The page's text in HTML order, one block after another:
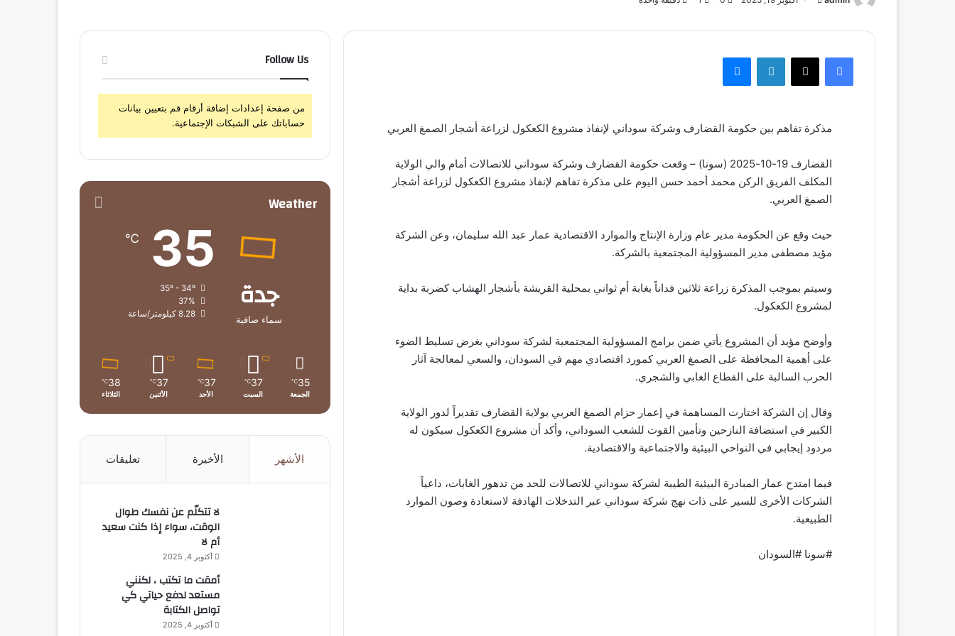
إلكترونيا
فيسبوك لينكدإن
مذكرة تفاهم بين حكومة القضارف وشركة سوداني لإنفاذ مشروع الكعكول لزراعة أشجار الصمغ العربي
القضارف 19-10-2025 (سونا) – وقعت حكومة القضارف وشركة سوداني للاتصالات أمام والي الولاية
المكلف الفريق الركن محمد أحمد حسن اليوم على مذكرة تفاهم لإنفاذ مشروع الكعكول لزراعة أشجار
الصمغ العربي.
حيث وقع عن الحكومة مدير عام وزارة الإنتاج والموارد الاقتصادية عمار عبد الله سليمان، وعن الشركة
مؤيد مصطفى مدير المسؤولية المجتمعية بالشركة.
وسيتم بموجب المذكرة زراعة ثلاثين فداناً بغابة أم ثواني بمحلية القريشة بأشجار الهشاب كضربة بداية
لمشروع الكعكول.
وأوضح مؤيد أن المشروع يأتي ضمن برامج المسؤولية المجتمعية لشركة سوداني بغرض تسليط الضوء
على أهمية المحافظة على الصمغ العربي كمورد اقتصادي مهم في السودان، والسعي لمعالجة آثار
الحرب السالبة على القطاع الغابي والشجري.
وقال إن الشركة اختارت المساهمة في إعمار حزام الصمغ العربي بولاية القضارف تقديراً لدور الولاية
الكبير في استضافة النازحين وتأمين القوت للشعب السوداني، وأكد أن مشروع الكعكول سيكون له
مردود إيجابي في النواحي البيئية والاجتماعية والاقتصادية.
فيما امتدح عمار المبادرة البيئية الطيبة لشركة سوداني للاتصالات للحد من تدهور الغابات، داعياً
الشركات الأخرى للسير على ذات نهج شركة سوداني عبر التدخلات الهادفة لاستعادة وصون الموارد
الطبيعية.
#سونا #السودان
Follow Us
من صفحة إعدادات إضافة أرقام قم بتعيين بيانات
حساباتك على الشبكات الإجتماعية.
Weather
جدة
سماء صافية
35
℃
35º - 34º
37%
8.28 كيلومتر/ساعة
35
℃
الجمعة
37
℃
السبت
37
℃
الأحد
37
℃
الأثنين
38
℃
الثلاثاء
الأشهر الأخيرة تعليقات
لا تتكلّم عن نفسك طوال
الوقت، سواء إذا كنت سعيد
أم لا
أكتوبر 4, 2025
أمقت ما تكتب ، لكنني
مستعد لدفع حياتي كي
تواصل الكتابة
أكتوبر 4, 2025